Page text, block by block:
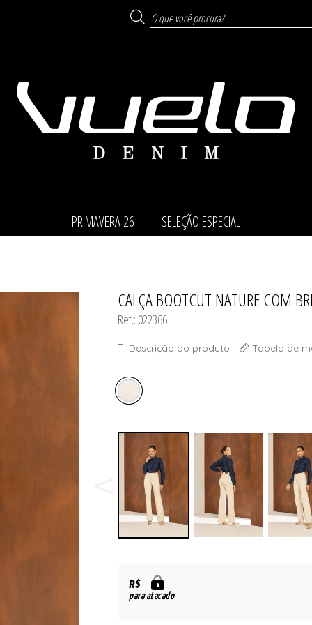
PRIMAVERA 26
TODOS DE
SELEÇÃO ESPECIAL
TODOS DE SELEÇÃO
CALÇA BOOTCUT NATURE COM
Ref.: 022366
Descrição do produto Tabela de
R$
para atacado